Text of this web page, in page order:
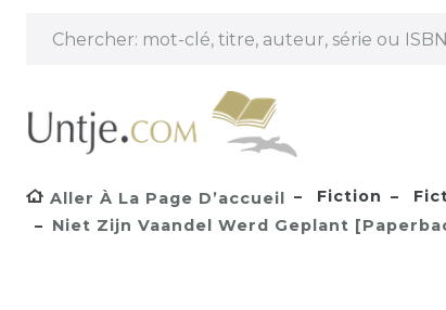
Aller À La Page D’accueil Fiction
Niet Zijn Vaandel Werd Geplant